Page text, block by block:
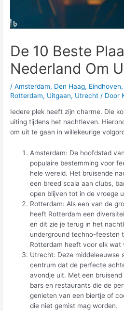
De 10 Beste
Nederland Om
/Amsterdam, Den Haag, Eindhoven
Rotterdam, Uitgaan, Utrecht / Door
Iedere plek heeft zijn charme. Die
uiting tijdens het nachtleven.
om uit te gaan in willekeurige
Amsterdam: De hoofdstad
populaire bestemming voor
hele wereld. Het bruisende
een breed scala aan clubs,
open blijven tot in de vroege
Rotterdam: Als een van de
heeft Rotterdam een
en dit zie je terug in het
underground techno-feesten
Rotterdam heeft voor elk wat
Utrecht: Deze middeleeuwse
centrum dat de perfecte
avondje uit. Met een
bars en restaurants die de
genieten van een biertje of
die niet gemist mag worden.